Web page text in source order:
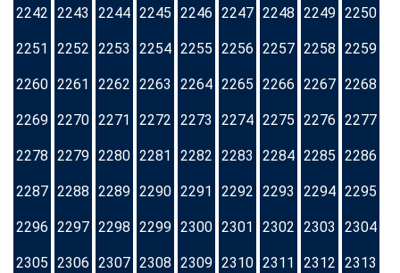
2242 2243 2244 2245 2246 2247 2248 2249 2250
2251 2252 2253 2254 2255 2256 2257 2258 2259
2260 2261 2262 2263 2264 2265 2266 2267 2268
2269 2270 2271 2272 2273 2274 2275 2276 2277
2278 2279 2280 2281 2282 2283 2284 2285 2286
2287 2288 2289 2290 2291 2292 2293 2294 2295
2296 2297 2298 2299 2300 2301 2302 2303 2304
2305 2306 2307 2308 2309 2310 2311 2312 2313